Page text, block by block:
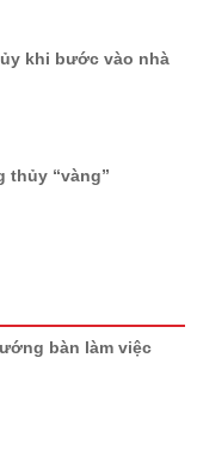
khi bước vào nhà
thủy “vàng”
bàn làm việc